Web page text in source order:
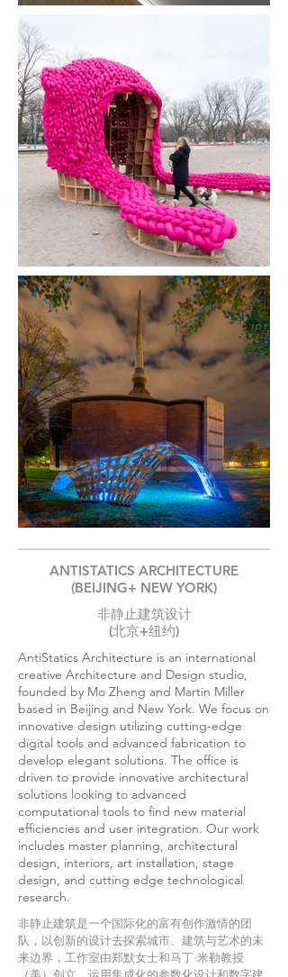
ANTISTATICS ARCHITECTURE
(BEIJING+ NEW YORK)
非静止建筑设计
(北京+纽约)
AntiStatics Architecture is an international
creative Architecture and Design studio,
founded by Mo Zheng and Martin Miller
based in Beijing and New York. We focus on
innovative design utilizing cutting-edge
digital tools and advanced fabrication to
develop elegant solutions. The office is
driven to provide innovative architectural
solutions looking to advanced
computational tools to find new material
efficiencies and user integration. Our work
includes master planning, architectural
design, interiors, art installation, stage
design, and cutting edge technological
research.
非静止建筑是一个国际化的富有创作激情的团
队，以创新的设计去探索城市、建筑与艺术的未
来边界，工作室由郑默女士和马丁·米勒教授